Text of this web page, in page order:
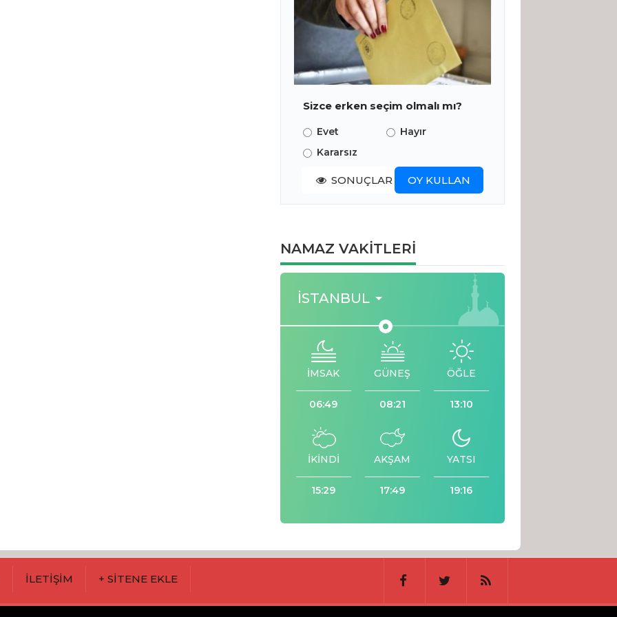
Sizce erken seçim olmalı mı?
Evet
Hayır
Kararsız
SONUÇLAR OY KULLAN
NAMAZ VAKİTLERİ
İSTANBUL
İMSAK
06:49
GÜNEŞ
08:21
ÖĞLE
13:10
İKİNDİ
15:29
AKŞAM
17:49
YATSI
19:16
İLETİŞİM + SİTENE EKLE